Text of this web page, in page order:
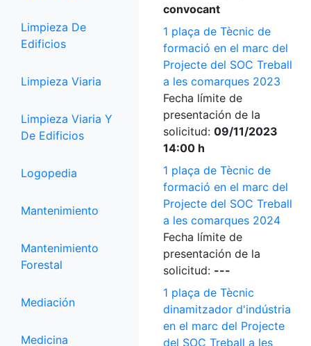
Limpieza De
Edificios
Limpieza Viaria
Limpieza Viaria Y
De Edificios
Logopedia
Mantenimiento
Mantenimiento
Forestal
Mediación
Medicina
convocant
1 plaça de Tècnic de
formació en el marc del
Projecte del SOC Treball
a les comarques 2023
Fecha límite de
presentación de la
solicitud: 09/11/2023
14:00 h
1 plaça de Tècnic de
formació en el marc del
Projecte del SOC Treball
a les comarques 2024
Fecha límite de
presentación de la
solicitud: ---
1 plaça de Tècnic
dinamitzador d'indústria
en el marc del Projecte
del SOC Treball a les